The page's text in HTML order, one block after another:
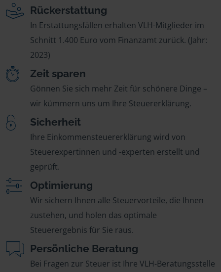
Rückerstattung
In Erstattungsfällen erhalten VLH-Mitglieder im
Schnitt 1.400 Euro vom Finanzamt zurück. (Jahr:
2023)
Zeit sparen
Gönnen Sie sich mehr Zeit für schönere Dinge –
wir kümmern uns um Ihre Steuererklärung.
Sicherheit
Ihre Einkommensteuererklärung wird von
Steuerexpertinnen und -experten erstellt und
geprüft.
Optimierung
Wir sichern Ihnen alle Steuervorteile, die Ihnen
zustehen, und holen das optimale
Steuerergebnis für Sie raus.
Persönliche Beratung
Bei Fragen zur Steuer ist Ihre VLH-Beratungsstelle